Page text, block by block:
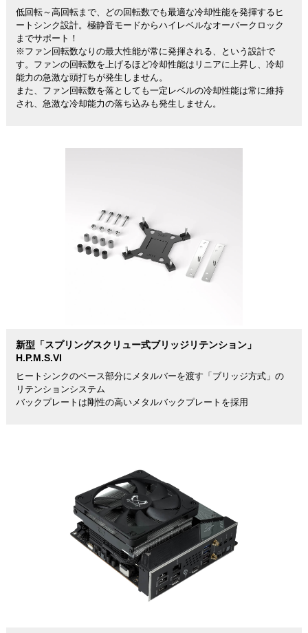
低回転～高回転まで、どの回転数でも最適な冷却性能を発揮するヒ
ートシンク設計。極静音モードからハイレベルなオーバークロック
までサポート！
※ファン回転数なりの最大性能が常に発揮される、という設計で
す。ファンの回転数を上げるほど冷却性能はリニアに上昇し、冷却
能力の急激な頭打ちが発生しません。
また、ファン回転数を落としても一定レベルの冷却性能は常に維持
され、急激な冷却能力の落ち込みも発生しません。
新型「スプリングスクリュー式ブリッジリテンション」
H.P.M.S.VI
ヒートシンクのベース部分にメタルバーを渡す「ブリッジ方式」の
リテンションシステム
バックプレートは剛性の高いメタルバックプレートを採用